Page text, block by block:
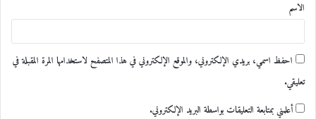
*
الاسم
احفظ اسمي، بريدي الإلكتروني، والموقع الإلكتروني في هذا المتصفح لاستخدامها المرة المقبلة في
تعليقي.
أعلمني بمتابعة التعليقات بواسطة البريد الإلكتروني.